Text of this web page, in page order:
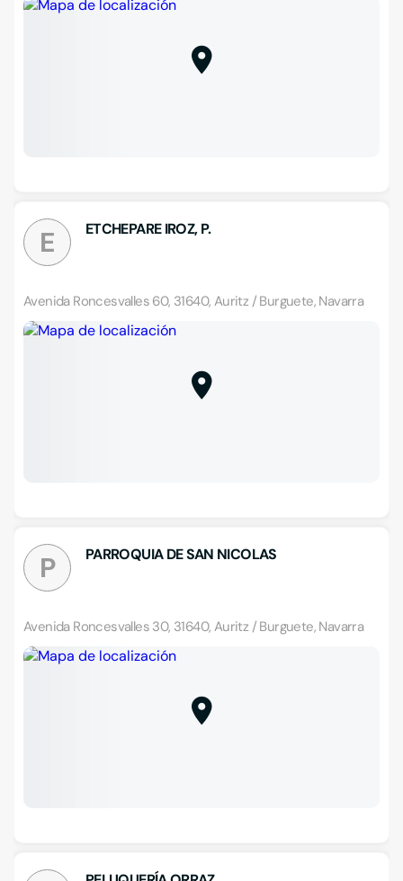
E ETCHEPARE IROZ, P.
Avenida Roncesvalles 60, 31640, Auritz / Burguete, Navarra
P PARROQUIA DE SAN NICOLAS
Avenida Roncesvalles 30, 31640, Auritz / Burguete, Navarra